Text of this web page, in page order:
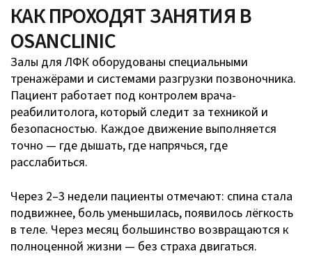
КАК ПРОХОДЯТ ЗАНЯТИЯ В
OSANCLINIC
Залы для ЛФК оборудованы специальными
тренажёрами и системами разгрузки позвоночника.
Пациент работает под контролем врача-
реабилитолога, который следит за техникой и
безопасностью. Каждое движение выполняется
точно — где дышать, где напрячься, где
расслабиться.
Через 2–3 недели пациенты отмечают: спина стала
подвижнее, боль уменьшилась, появилось лёгкость
в теле. Через месяц большинство возвращаются к
полноценной жизни — без страха двигаться.